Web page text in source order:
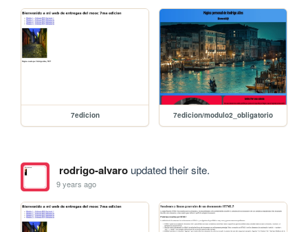
7edicion 7edicion/modulo2_obligatorio
rodrigo-alvaroupdated their site.
9 years ago